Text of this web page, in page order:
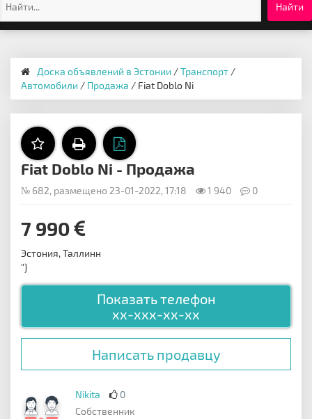
Найти
Доска объявлений в Эстонии /Транспорт /
Автомобили / Продажа / Fiat Doblo Ni
Fiat Doblo Ni - Продажа
№ 682, размещено 23-01-2022, 17:18 1 940 0
7 990
Эстония, Таллинн
"}
Показать телефон
xx-xxx-xx-xx
Написать продавцу
Nikita
0
Собственник